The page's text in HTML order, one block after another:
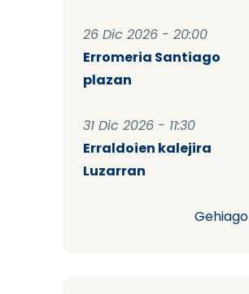
26 Dic 2026 - 20:00
Erromeria Santiago
plazan
31 Dic 2026 - 11:30
Erraldoien kalejira
Luzarran
Gehiago